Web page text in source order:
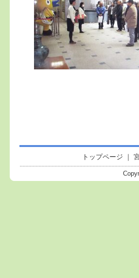
トップページ ｜